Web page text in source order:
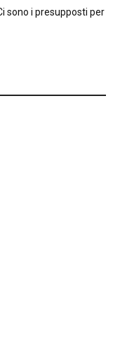
sono i presupposti per